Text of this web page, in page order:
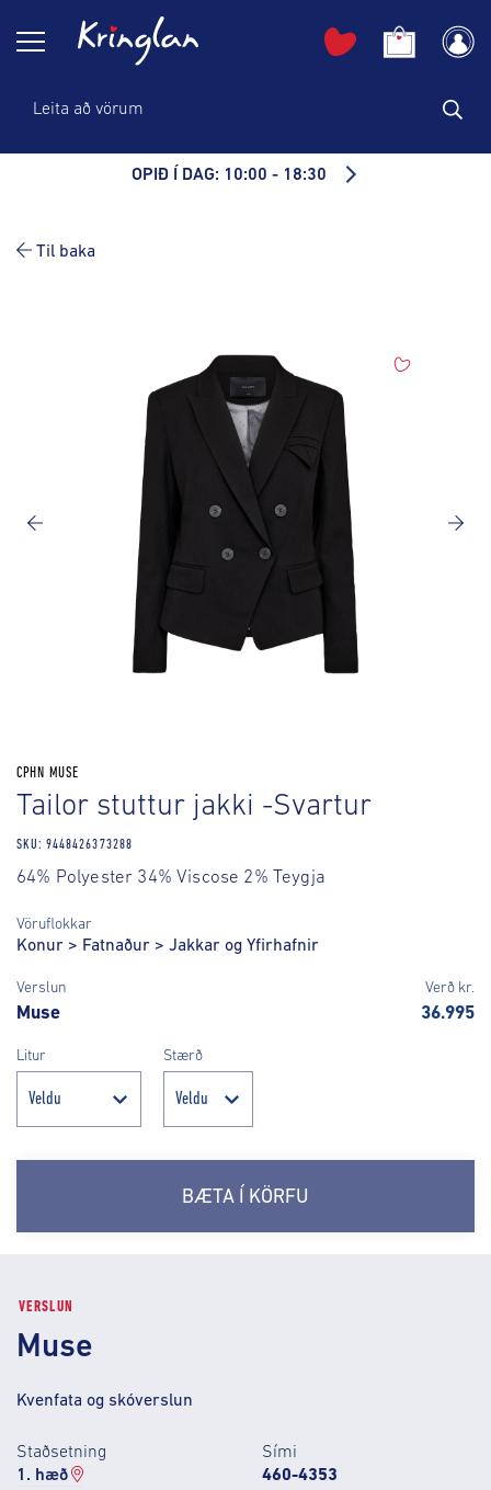
OPIÐ Í DAG: 10:00 - 18:30
Til baka
CPHN MUSE
Tailor stuttur jakki -Svartur
SKU: 9448426373288
64% Polyester 34% Viscose 2% Teygja
Vöruflokkar
Konur > Fatnaður > Jakkar og Yfirhafnir
Verslun Verð kr.
Muse 36.995
Litur Stærð
BÆTA Í KÖRFU
VERSLUN
Muse
Kvenfata og skóverslun
Staðsetning
1. hæð
Sími
460-4353